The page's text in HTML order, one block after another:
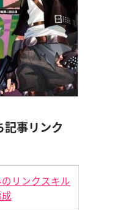
事リンク
リンクスキル